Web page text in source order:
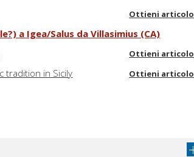
Ottieni articolo
a Igea/Salus da Villasimius (CA)
Ottieni articolo
tradition in Sicily Ottieni articolo